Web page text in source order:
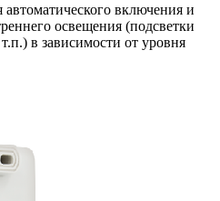
включения и
освещения (подсветки
в зависимости от уровня